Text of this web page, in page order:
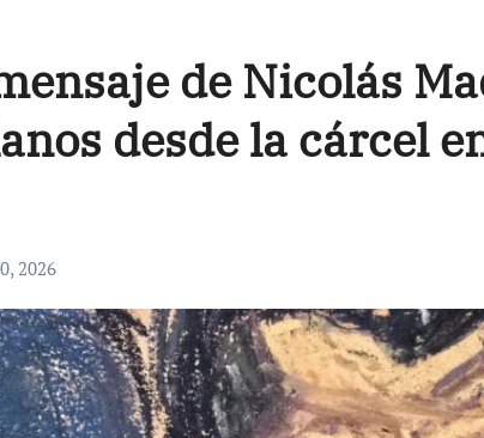
de Nicolás
desde la cárcel
2026